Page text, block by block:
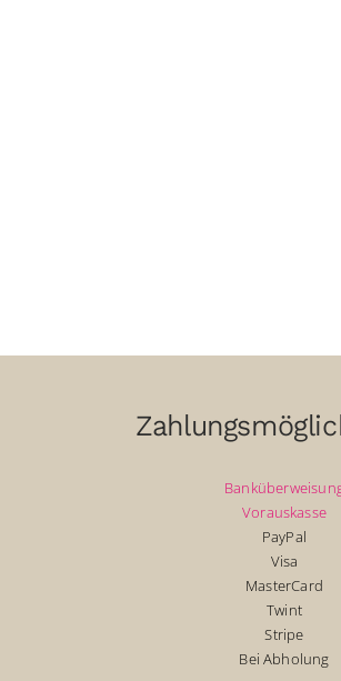
Vorauskasse
PayPal
Visa
MasterCard
Twint
Stripe
Bei Abholung